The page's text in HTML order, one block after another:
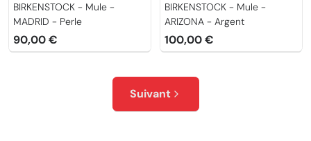
BIRKENSTOCK - Mule -
MADRID - Perle
90,00 €
BIRKENSTOCK - Mule -
ARIZONA - Argent
100,00 €
Suivant